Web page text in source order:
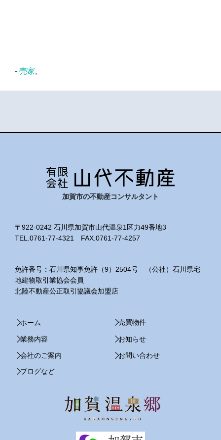
- 売家,
加賀市の不動産コンサルタント
〒922-0242 石川県加賀市山代温泉1区力49番地3
TEL.0761-77-4321 FAX.0761-77-4257
免許番号：石川県知事免許（9）2504号 （公社）石川県宅
地建物取引業協会会員
北陸不動産公正取引協議会加盟店
ホーム 売買物件
業務内容 お知らせ
会社のご案内 お問い合わせ
ブログなど